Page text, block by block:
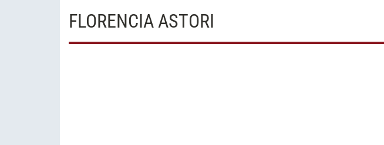
FLORENCIA ASTORI